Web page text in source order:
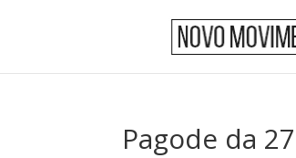
Pagode da